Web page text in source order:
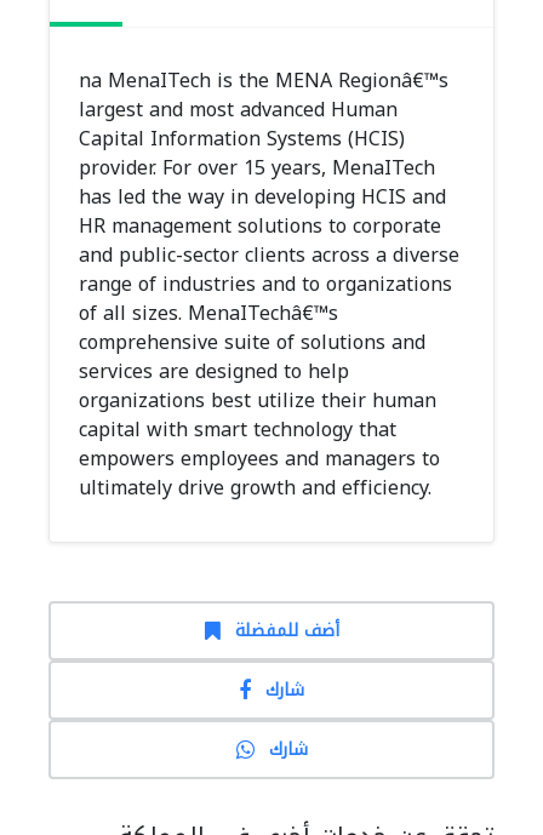
na MenaITech is the MENA Regionâ€™s
largest and most advanced Human
Capital Information Systems (HCIS)
provider. For over 15 years, MenaITech
has led the way in developing HCIS and
HR management solutions to corporate
and public-sector clients across a diverse
range of industries and to organizations
of all sizes. MenaITechâ€™s
comprehensive suite of solutions and
services are designed to help
organizations best utilize their human
capital with smart technology that
empowers employees and managers to
ultimately drive growth and efficiency.
أضف للمفضلة
شارك
شارك